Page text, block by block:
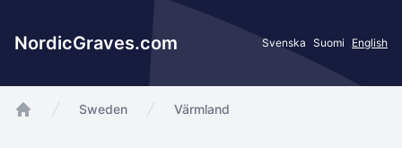
NordicGraves.com Svenska Suomi English
Sweden Värmland